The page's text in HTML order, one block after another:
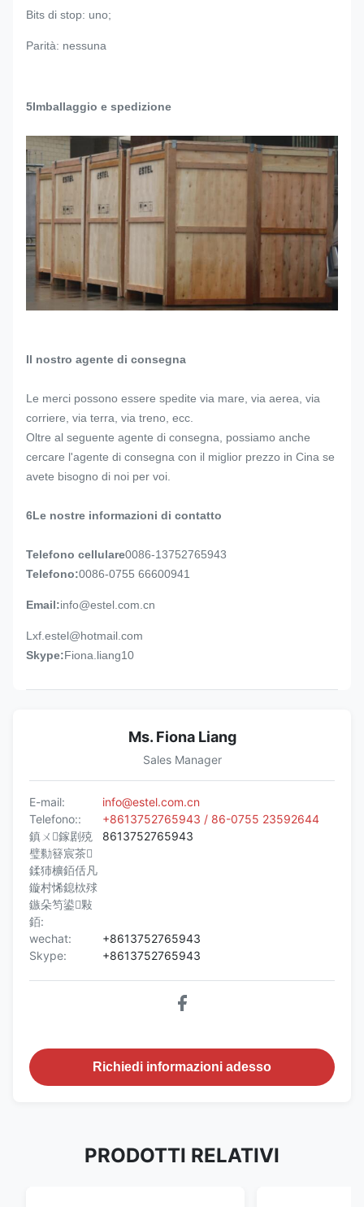
Bits di stop: uno;
Parità: nessuna
5Imballaggio e spedizione
Il nostro agente di consegna
Le merci possono essere spedite via mare, via aerea, via
corriere, via terra, via treno, ecc.
Oltre al seguente agente di consegna, possiamo anche
cercare l'agente di consegna con il miglior prezzo in Cina se
avete bisogno di noi per voi.
6Le nostre informazioni di contatto
Telefono cellulare0086-13752765943
Telefono:0086-0755 66600941
Email:info@estel.com.cn
Lxf.estel@hotmail.com
Skype:Fiona.liang10
Ms. Fiona Liang
Sales Manager
E-mail:
info@estel.com.cn
Telefono::
+8613752765943 / 86-0755 23592644
鎮ㄨ鎵剧殑
璧勬簮宸茶
鍒犻櫎銆佸凡
鏇村悕鎴栨殏
鏃朵笉鍙敤
銆:
8613752765943
wechat:
+8613752765943
Skype:
+8613752765943
Richiedi informazioni adesso
PRODOTTI RELATIVI